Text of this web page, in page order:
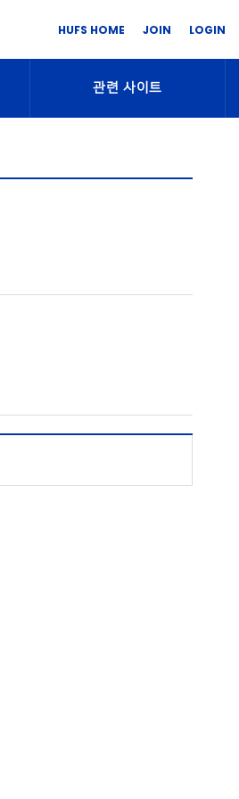
HUFS HOME JOIN LOGIN
관련 사이트